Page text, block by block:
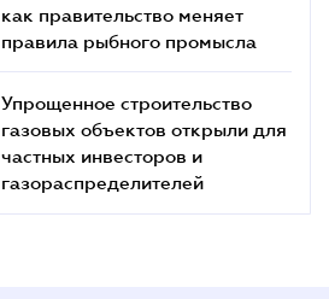
как правительство меняет
правила рыбного промысла
Упрощенное строительство
газовых объектов открыли для
частных инвесторов и
газораспределителей